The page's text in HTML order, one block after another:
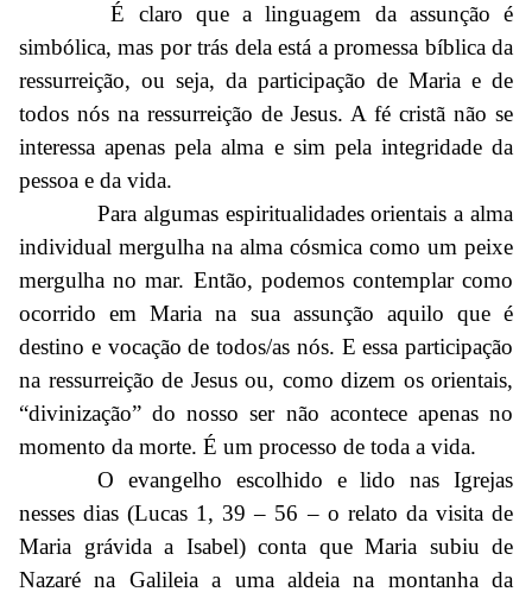
É claro que a linguagem da assunção é
simbólica, mas por trás dela está a promessa bíblica da
ressurreição, ou seja, da participação de Maria e de
todos nós na ressurreição de Jesus. A fé cristã não se
interessa apenas pela alma e sim pela integridade da
pessoa e da vida.
Para algumas espiritualidades orientais a alma
individual mergulha na alma cósmica como um peixe
mergulha no mar. Então, podemos contemplar como
ocorrido em Maria na sua assunção aquilo que é
destino e vocação de todos/as nós. E essa participação
na ressurreição de Jesus ou, como dizem os orientais,
“divinização” do nosso ser não acontece apenas no
momento da morte. É um processo de toda a vida.
O evangelho escolhido e lido nas Igrejas
nesses dias (Lucas 1, 39 – 56 – o relato da visita de
Maria grávida a Isabel) conta que Maria subiu de
Nazaré na Galileia a uma aldeia na montanha da